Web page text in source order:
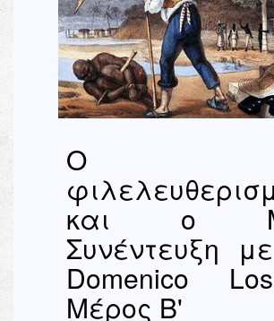
Ο
και ο
Συνέντευξη
Domenico
Μέρος Β'